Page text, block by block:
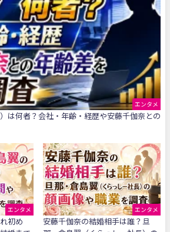
エンタメ
は何者？会社・年齢・経歴や安藤千伽奈との
エンタメ
初め
エンタメ
安藤千伽奈の結婚相手は誰？旦